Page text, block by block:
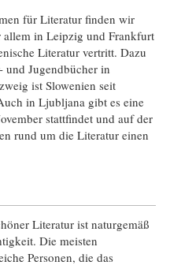
für Literatur finden wir
allem in Leipzig und Frankfurt
Literatur vertritt. Dazu
Jugendbücher in
ist Slowenien seit
in Ljubljana gibt es eine
stattfindet und auf der
rund um die Literatur einen
Literatur ist naturgemäß
Die meisten
Personen, die das